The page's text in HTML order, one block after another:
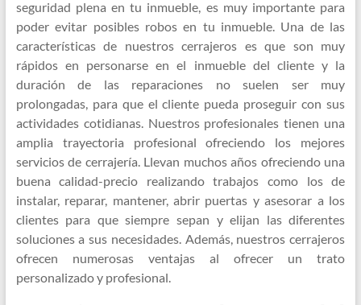
seguridad plena en tu inmueble, es muy importante para
poder evitar posibles robos en tu inmueble. Una de las
características de nuestros cerrajeros es que son muy
rápidos en personarse en el inmueble del cliente y la
duración de las reparaciones no suelen ser muy
prolongadas, para que el cliente pueda proseguir con sus
actividades cotidianas. Nuestros profesionales tienen una
amplia trayectoria profesional ofreciendo los mejores
servicios de cerrajería. Llevan muchos años ofreciendo una
buena calidad-precio realizando trabajos como los de
instalar, reparar, mantener, abrir puertas y asesorar a los
clientes para que siempre sepan y elijan las diferentes
soluciones a sus necesidades. Además, nuestros cerrajeros
ofrecen numerosas ventajas al ofrecer un trato
personalizado y profesional.